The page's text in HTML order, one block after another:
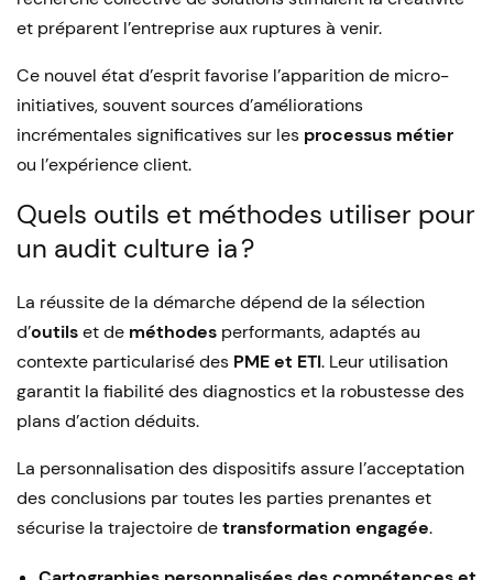
et préparent l’entreprise aux ruptures à venir.
Ce nouvel état d’esprit favorise l’apparition de micro-
initiatives, souvent sources d’améliorations
incrémentales significatives sur les processus métier
ou l’expérience client.
Quels outils et méthodes utiliser pour
un audit culture ia ?
La réussite de la démarche dépend de la sélection
d’outilset de méthodes performants, adaptés au
contexte particularisé des PME et ETI. Leur utilisation
garantit la fiabilité des diagnostics et la robustesse des
plans d’action déduits.
La personnalisation des dispositifs assure l’acceptation
des conclusions par toutes les parties prenantes et
sécurise la trajectoire detransformation engagée.